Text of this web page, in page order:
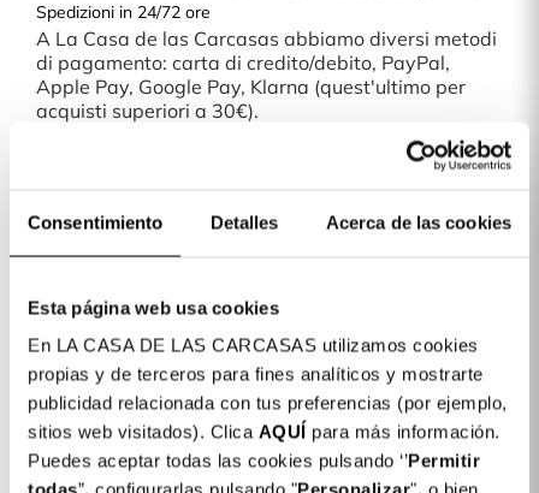
Consentimiento Detalles Acerca de las cookies
Esta página web usa cookies
En LA CASA DE LAS CARCASAS utilizamos cookies
propias y de terceros para fines analíticos y mostrarte
publicidad relacionada con tus preferencias (por ejemplo,
sitios web visitados). Clica AQUÍ para más información.
Puedes aceptar todas las cookies pulsando ‘’Permitir
Spedizioni in 24/72 ore
A La Casa de las Carcasas abbiamo diversi metodi
di pagamento: carta di credito/debito, PayPal,
Apple Pay, Google Pay, Klarna (quest'ultimo per
acquisti superiori a 30€).
Cover Rinforzata Sfumata a Tracolla per
iPhone 11 Pro Max
19,99
€
1 x Cover Rinforzata Sfumata a Tracolla
per iPhone 11 Pro Max:
19,99 €